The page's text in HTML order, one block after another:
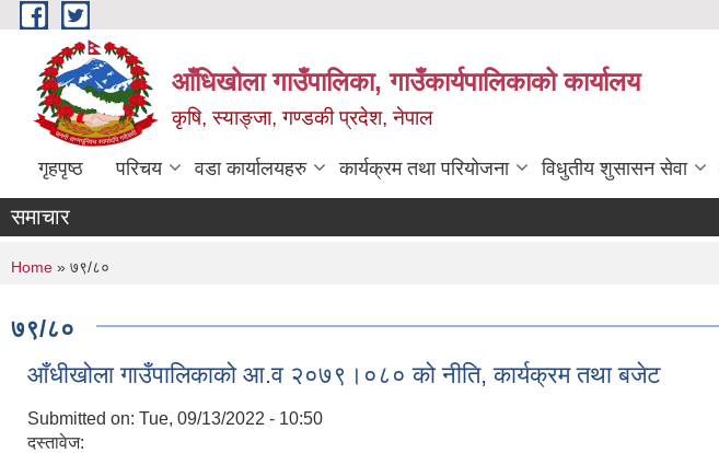
Skip to main content
आँधिखोला गाउँपालिका, गाउँकार्यपालिकाको कार्यालय
कृषि, स्याङ्जा, गण्डकी प्रदेश, नेपाल
गृहपृष्ठ परिचय वडा कार्यालयहरु कार्यक्रम तथा परियोजना विधुतीय शुसासन सेवा
समाचार
You are here
Home » ७९/८०
७९/८०
आँधीखोला गाउँपालिकाको आ.व २०७९।०८० को नीति, कार्यक्रम तथा बजेट
Submitted on: Tue, 09/13/2022 - 10:50
दस्तावेज: